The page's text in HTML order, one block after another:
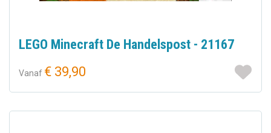
LEGO Minecraft De Handelspost - 21167
Vanaf € 39,90